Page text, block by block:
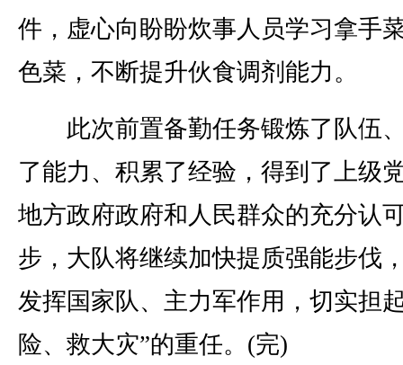
件，虚心向盼盼炊事人员学习拿手
色菜，不断提升伙食调剂能力。
此次前置备勤任务锻炼了队伍
了能力、积累了经验，得到了上级
地方政府政府和人民群众的充分认
步，大队将继续加快提质强能步伐
发挥国家队、主力军作用，切实担
险、救大灾”的重任。(完)